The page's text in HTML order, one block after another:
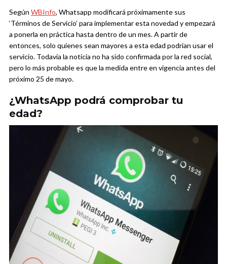
Según WBInfo, Whatsapp modificará próximamente sus
‘Términos de Servicio’ para implementar esta novedad y empezará
a ponerla en práctica hasta dentro de un mes. A partir de
entonces, solo quienes sean mayores a esta edad podrían usar el
servicio. Todavía la noticia no ha sido confirmada por la red social,
pero lo más probable es que la medida entre en vigencia antes del
próximo 25 de mayo.
¿WhatsApp podrá comprobar tu
edad?